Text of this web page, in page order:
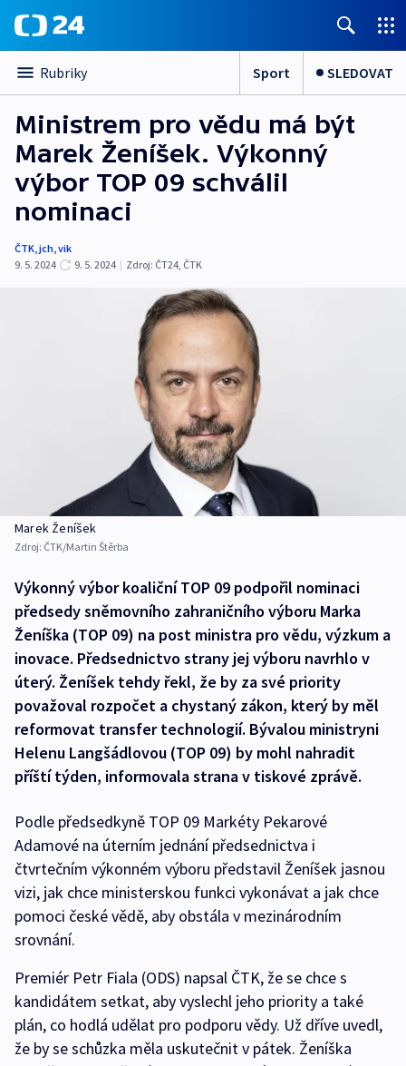
Rubriky Sport SLEDOVAT
Ministrem pro vědu má být
Marek Ženíšek. Výkonný
výbor TOP 09 schválil
nominaci
ČTK,jch,vik
9. 5. 2024
9. 5. 2024 | Zdroj: ČT24, ČTK
Marek Ženíšek
Zdroj: ČTK/Martin Štěrba
Výkonný výbor koaliční TOP 09 podpořil nominaci
předsedy sněmovního zahraničního výboru Marka
Ženíška (TOP 09) na post ministra pro vědu, výzkum a
inovace. Předsednictvo strany jej výboru navrhlo v
úterý. Ženíšek tehdy řekl, že by za své priority
považoval rozpočet a chystaný zákon, který by měl
reformovat transfer technologií. Bývalou ministryni
Helenu Langšádlovou (TOP 09) by mohl nahradit
příští týden, informovala strana v tiskové zprávě.
Podle předsedkyně TOP 09 Markéty Pekarové
Adamové na úterním jednání předsednictva i
čtvrtečním výkonném výboru představil Ženíšek jasnou
vizi, jak chce ministerskou funkci vykonávat a jak chce
pomoci české vědě, aby obstála v mezinárodním
srovnání.
Premiér Petr Fiala (ODS) napsal ČTK, že se chce s
kandidátem setkat, aby vyslechl jeho priority a také
plán, co hodlá udělat pro podporu vědy. Už dříve uvedl,
že by se schůzka měla uskutečnit v pátek. Ženíška